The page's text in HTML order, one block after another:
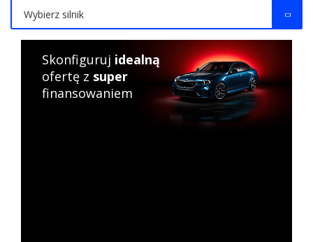
Wybierz silnik
Skonfiguruj idealną
ofertę z super
finansowaniem